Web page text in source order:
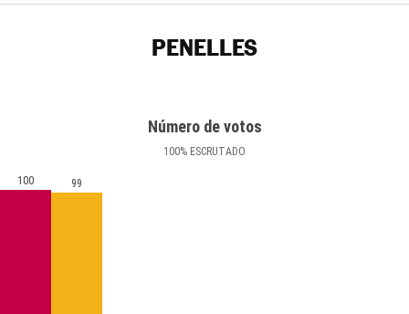
PENELLES
Número de votos
100% ESCRUTADO
100 99